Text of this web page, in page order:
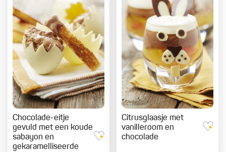
Chocolade-eitje
gevuld met een koude
sabayon en
gekaramelliseerde
Citrusglaasje met
vanilleroom en
chocolade